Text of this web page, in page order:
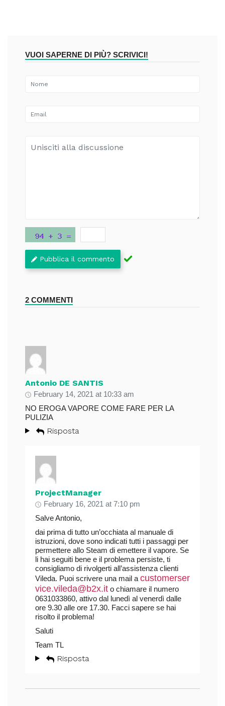
VUOI SAPERNE DI PIÙ? SCRIVICI!
Pubblica il commento
2 COMMENTI
Antonio DE SANTIS
February 14, 2021 at 10:33 am
NO EROGA VAPORE COME FARE PER LA
PULIZIA
Risposta
ProjectManager
February 16, 2021 at 7:10 pm
Salve Antonio,
dai prima di tutto un’occhiata al manuale di
istruzioni, dove sono indicati tutti i passaggi per
permettere allo Steam di emettere il vapore. Se
li hai seguiti bene e il problema persiste, ti
consigliamo di rivolgerti all’assistenza clienti
Vileda. Puoi scrivere una mail a customerser
vice.vileda@b2x.it o chiamare il numero
0631033860, attivo dal lunedì al venerdì dalle
ore 9.30 alle ore 17.30. Facci sapere se hai
risolto il problema!
Saluti
Team TL
Risposta